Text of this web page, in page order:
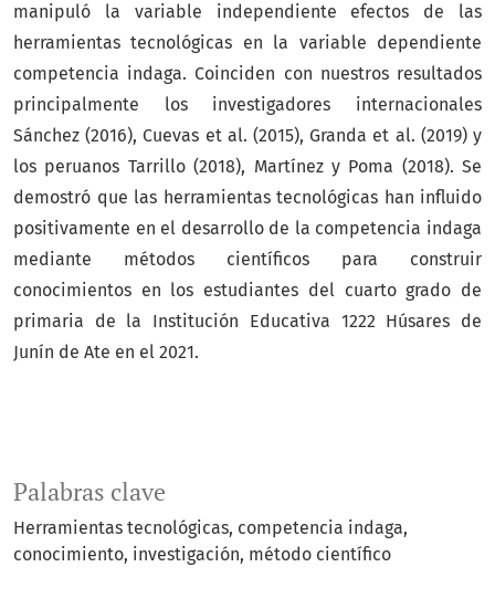
Palabras clave
Herramientas tecnológicas competencia indaga
conocimiento investigación método científico
manipuló la variable independiente efectos de las
herramientas tecnológicas en la variable dependiente
competencia indaga. Coinciden con nuestros resultados
principalmente los investigadores internacionales
Sánchez (2016), Cuevas et al. (2015), Granda et al. (2019) y
los peruanos Tarrillo (2018), Martínez y Poma (2018). Se
demostró que las herramientas tecnológicas han influido
positivamente en el desarrollo de la competencia indaga
mediante métodos científicos para construir
conocimientos en los estudiantes del cuarto grado de
primaria de la Institución Educativa 1222 Húsares de
Junín de Ate en el 2021.